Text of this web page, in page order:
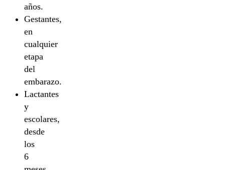
años.
Gestantes,
en
cualquier
etapa
del
embarazo.
Lactantes
y
escolares,
desde
los
6